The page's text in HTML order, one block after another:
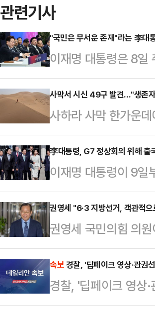
관련기사
"국민은 무서운 존재"라는 李대
이재명 대통령은 8일
·보궐선거 결과에 대
패배를 인정한 셈이
서 12곳을 차지했지
'이기고도 빛이 바랜
공소 취소 권한을 특
과 상식대로 하면 된
령은…
사막서 시신 49구 발견..."생존
사하라 사막 한가운
간) BBC에 따르면 말
장 나면서 탑승객들
람 최대 명절인 '이드
면서 사막에 고립된
시도했으나 끝내 실
지 못한 것으로 알려
사고 사실을 알렸…
李대통령, G7 정상회의 위해
이재명 대통령이 9일
석에 나선다.이 대통
호기 편으로 벨기에
행정안전부 장관, 강
왔다. 정청래 더불어
당 지도부가 환송 행
처음이다.청와대 관
와 선관위 부실 관…
권영세 "6·3 지방선거, 객관적
권영세 국민의힘 의
표의 사퇴를 포함한
은 9일 SBS라디오
으로 진 것"이라고 밝
었지 않았느냐. 지금
속보경찰, '딥페이크 영상·관권
경찰, '딥페이크 영상